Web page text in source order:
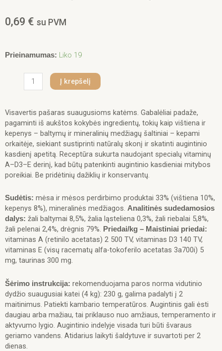
0,69 € su PVM
Prieinamumas: Liko 19
produkto
Simba
konservuotas
su
vištiena
ir
kepenėlėmis
100g
Į krepšelį
Visavertis pašaras suaugusioms katėms. Gabalėliai padaže,
pagaminti iš aukštos kokybės ingredientų, tokių kaip vištiena ir
kepenys – baltymų ir mineralinių medžiagų šaltiniai – kepami
orkaitėje, siekiant sustiprinti natūralų skonį ir skatinti augintinio
kasdienį apetitą. Receptūra sukurta naudojant specialų vitaminų
A–D3–E derinį, kad būtų patenkinti augintinio kasdieniai mitybos
poreikiai. Be pridėtinių dažiklių ir konservantų.
Sudėtis: mėsa ir mėsos perdirbimo produktai 33% (vištiena 10%,
kepenys 8%), mineralinės medžiagos. Analitinės sudedamosios
dalys: žali baltymai 8,5%, žalia ląsteliena 0,3%, žali riebalai 5,8%,
žali pelenai 2,4%, drėgnis 79%. Priedai/kg – Maistiniai priedai:
vitaminas A (retinilo acetatas) 2 500 TV, vitaminas D3 140 TV,
vitaminas E (visų racematų alfa-tokoferilo acetatas 3a700i) 5
mg, taurinas 300 mg.
Šėrimo instrukcija: rekomenduojama paros norma vidutinio
dydžio suaugusiai katei (4 kg): 230 g, galima padalyti į 2
maitinimus. Patiekti kambario temperatūros. Augintinis gali ėsti
daugiau arba mažiau, tai priklauso nuo amžiaus, temperamento ir
aktyvumo lygio. Augintinio indelyje visada turi būti švaraus
geriamo vandens. Atidarius laikyti šaldytuve ir suvartoti per 2
dienas.